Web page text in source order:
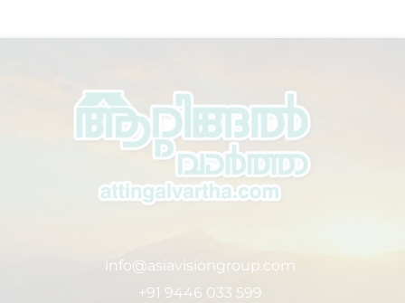
info@asiavisiongroup.com
+91 9446 033 599